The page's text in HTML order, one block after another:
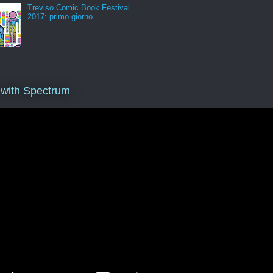
Treviso Comic Book Festival
2017: primo giorno
Spectrum